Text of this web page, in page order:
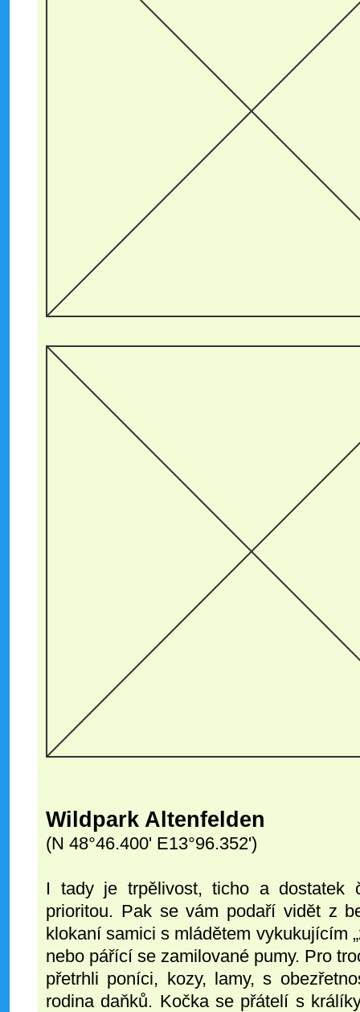
Wildpark Altenfelden
(N 48°46.400' E13°96.352')
I tady je trpělivost, ticho a dostatek
prioritou. Pak se vám podaří vidět z
klokaní samici s mládětem vykukujícím
nebo pářící se zamilované pumy. Pro
přetrhli poníci, kozy, lamy, s
rodina daňků. Kočka se přátelí s